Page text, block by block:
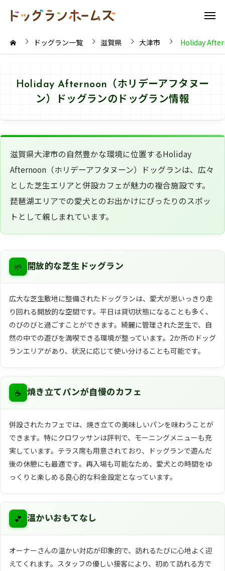
ドッグラン一覧 滋賀県 大津市 Holiday
Holiday Afternoon（ホリデーアフタヌー
ン）ドッグランのドッグラン情報
滋賀県大津市の自然豊かな環境に位置するHoliday
Afternoon（ホリデーアフタヌーン）ドッグランは、広々
とした芝生エリアと併設カフェが魅力の複合施設です。
琵琶湖エリアでの愛犬とのお出かけにぴったりのスポッ
トとして親しまれています。
🌱 開放的な芝生ドッグラン
広大な芝生敷地に整備されたドッグランは、愛犬が思いっきり走
り回れる開放的な空間です。平日は貸切状態になることも多く、
のびのびと過ごすことができます。綺麗に管理された芝生で、自
然の中での遊びを満喫できる環境が整っています。2か所のドッグ
ランエリアがあり、状況に応じて使い分けることも可能です。
☕ 焼き立てパンが自慢のカフェ
併設されたカフェでは、焼き立ての美味しいパンを味わうことが
できます。特にクロワッサンは評判で、モーニングメニューも充
実しています。テラス席も用意されており、ドッグランで遊んだ
後の休憩にも最適です。再入場も可能なため、愛犬との時間をゆ
っくりと楽しめる良心的な料金設定となっています。
💕 温かいおもてなし
オーナーさんの温かい対応が印象的で、訪れるたびに心地よく迎
えてくれます。スタッフの優しい接客により、初めて訪れる方で